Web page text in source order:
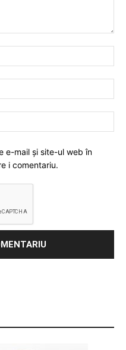
e-mail și site-ul web în
i comentariu.